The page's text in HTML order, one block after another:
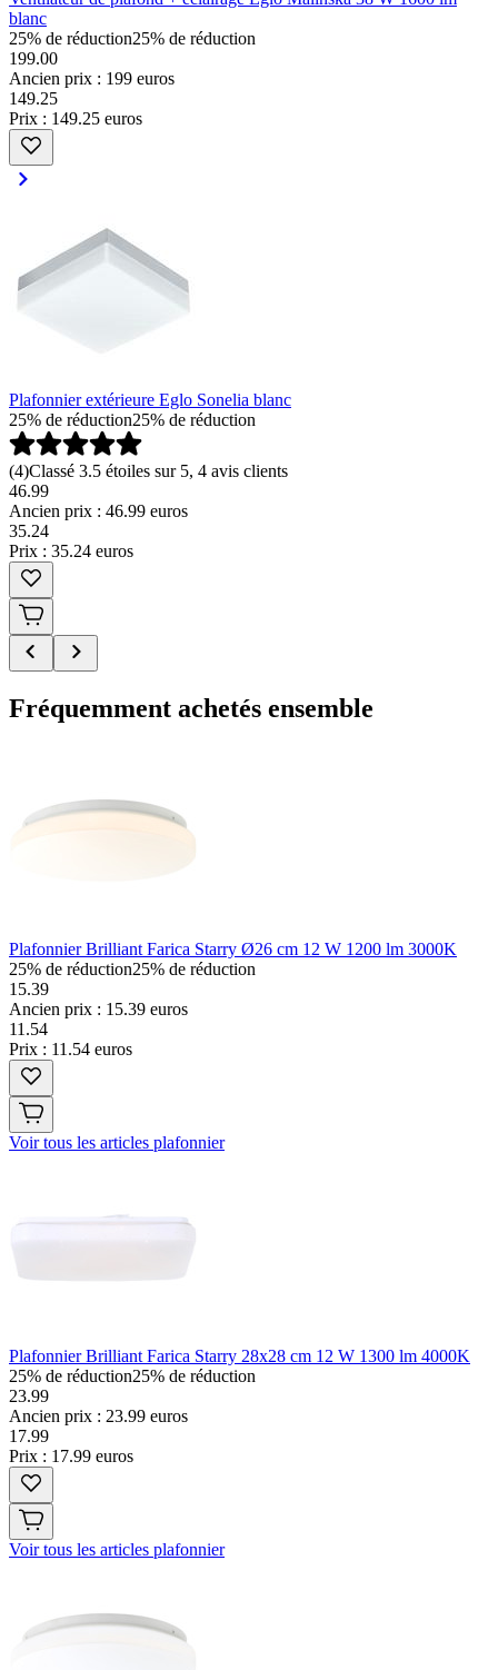
blanc
25% de réduction25% de réduction
199.00
Ancien prix : 199 euros
149.25
Prix : 149.25 euros
Plafonnier extérieure Eglo Sonelia blanc
25% de réduction25% de réduction
(4)Classé 3.5 étoiles sur 5, 4 avis clients
46.99
Ancien prix : 46.99 euros
35.24
Prix : 35.24 euros
Fréquemment achetés ensemble
Plafonnier Brilliant Farica Starry Ø26 cm 12 W 1200 lm 3000K
25% de réduction25% de réduction
15.39
Ancien prix : 15.39 euros
11 .54
Prix : 11.54 euros
Voir tous les articles plafonnier
Plafonnier Brilliant Farica Starry 28x28 cm 12 W 1300 lm 4000K
25% de réduction25% de réduction
23.99
Ancien prix : 23.99 euros
17.99
Prix : 17.99 euros
Voir tous les articles plafonnier